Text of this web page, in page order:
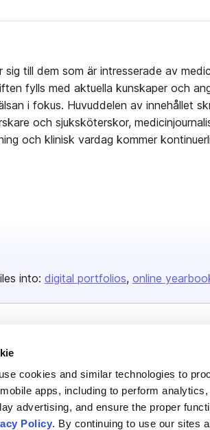
cookies and similar technologies to
apps, including to perform
advertising, and ensure the proper
Policy. By continuing to use our sites
till dem som är intresserade av
fylls med aktuella kunskaper och
i fokus. Huvuddelen av innehållet
och sjuksköterskor,
och klinisk vardag kommer
into: digital portfolios online